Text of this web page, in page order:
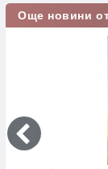
Още новини